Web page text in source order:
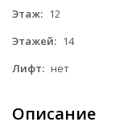
Этаж: 12
Этажей: 14
Лифт: нет
Описание